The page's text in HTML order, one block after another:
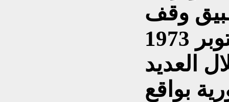
وقف
العديد
بواقع